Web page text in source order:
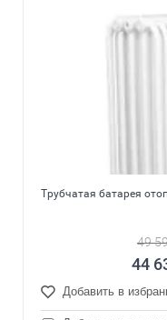
Трубчатая батарея
49
44
Добавить в